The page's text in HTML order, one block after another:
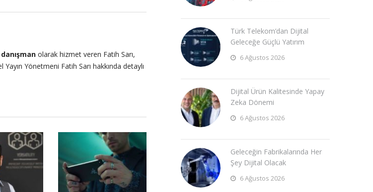
olarak hizmet veren Fatih Sarı,
Yönetmeni Fatih Sarı hakkında detaylı
Türk Telekom’dan Dijital
Geleceğe Güçlü Yatırım
6 Ağustos 2026
Dijital Ürün Kalitesinde Yapay
Zeka Dönemi
6 Ağustos 2026
Geleceğin Fabrikalarında Her
Şey Dijital Olacak
6 Ağustos 2026